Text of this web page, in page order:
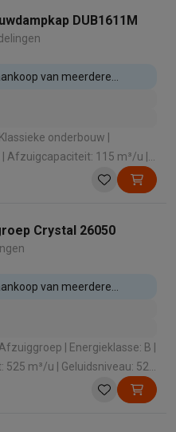
DUB1611M
van meerdere
onderbouw |
dB | Intensieve stand: Nee
Crystal 26050
van meerdere
| Energieklasse: B |
m³/u | Geluidsniveau: 52
Ja